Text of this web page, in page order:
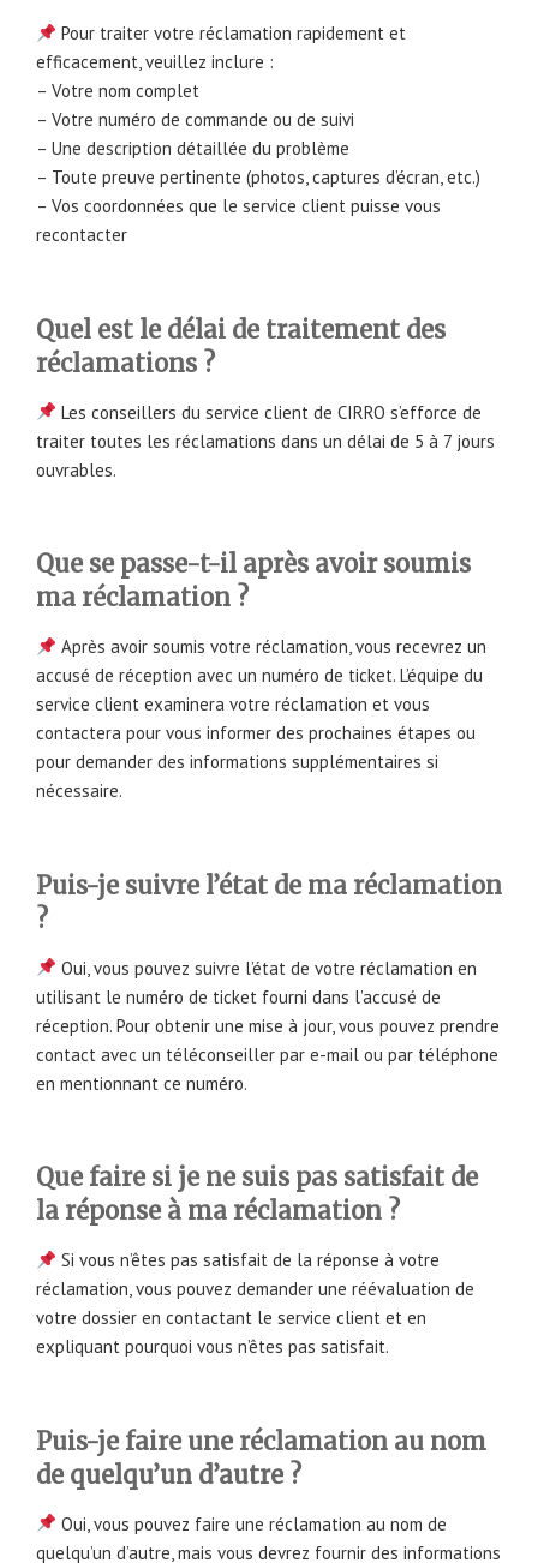
Pour traiter votre réclamation rapidement et
efficacement, veuillez inclure :
– Votre nom complet
– Votre numéro de commande ou de suivi
– Une description détaillée du problème
– Toute preuve pertinente (photos, captures d’écran, etc.)
– Vos coordonnées que le service client puisse vous
recontacter
Quel est le délai de traitement des
réclamations ?
Les conseillers du service client de CIRRO s’efforce de
traiter toutes les réclamations dans un délai de 5 à 7 jours
ouvrables.
Que se passe-t-il après avoir soumis
ma réclamation ?
Après avoir soumis votre réclamation, vous recevrez un
accusé de réception avec un numéro de ticket. L’équipe du
service client examinera votre réclamation et vous
contactera pour vous informer des prochaines étapes ou
pour demander des informations supplémentaires si
nécessaire.
Puis-je suivre l’état de ma réclamation
?
Oui, vous pouvez suivre l’état de votre réclamation en
utilisant le numéro de ticket fourni dans l’accusé de
réception. Pour obtenir une mise à jour, vous pouvez prendre
contact avec un téléconseiller par e-mail ou par téléphone
en mentionnant ce numéro.
Que faire si je ne suis pas satisfait de
la réponse à ma réclamation ?
Si vous n’êtes pas satisfait de la réponse à votre
réclamation, vous pouvez demander une réévaluation de
votre dossier en contactant le service client et en
expliquant pourquoi vous n’êtes pas satisfait.
Puis-je faire une réclamation au nom
de quelqu’un d’autre ?
Oui, vous pouvez faire une réclamation au nom de
quelqu’un d’autre, mais vous devrez fournir des informations